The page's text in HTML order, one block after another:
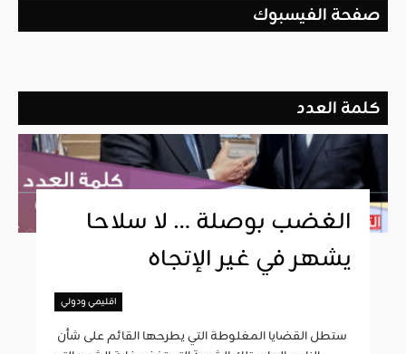
صفحة الفيسبوك
كلمة العدد
الغضب بوصلة … لا سلاحا
يشهر في غير الإتجاه
اقليمي ودولي